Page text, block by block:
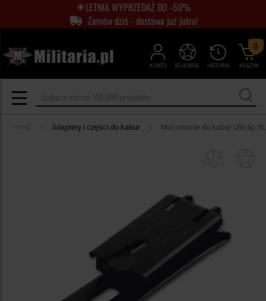
LETNIA WYPRZEDAŻ DO -50%
Zamów dziś - dostawa już jutro!
KONTO HISTORIA
SCHOWEK KOSZYK
0
do broni Adaptery i części do kabur Mocowanie do kabur Ulticlip XL